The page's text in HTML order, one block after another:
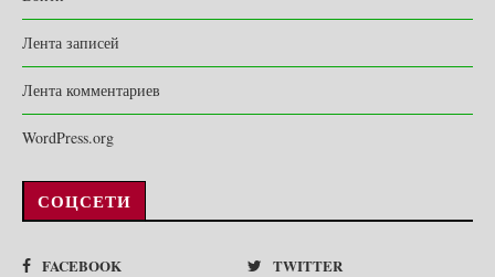
Лента записей
Лента комментариев
WordPress.org
СОЦСЕТИ
FACEBOOK
TWITTER